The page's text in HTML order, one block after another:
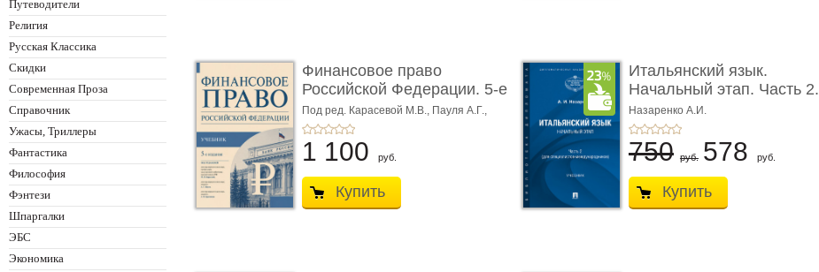
Путеводители
Религия
Русская Классика
Скидки
Современная Проза
Справочник
Ужасы, Триллеры
Фантастика
Философия
Фэнтези
Шпаргалки
ЭБС
Экономика
Финансовое право
Российской Федерации. 5-е
изд� ...
Под ред. Карасевой М.В., Пауля А.Г.,
Красюкова А.В.
1 100 руб.
Купить
Итальянский язык.
Начальный этап. Часть 2.
Учеб� ...
Назаренко А.И.
750 руб. 578 руб.
Купить